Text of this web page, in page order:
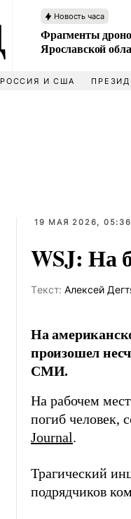
Новость часа
Фрагменты
Ярославской
РОССИЯ И США
19 МАЯ 2026, 05:36
WSJ: На
Tекст: Алексей
На
произошел
СМИ.
На рабочем
погиб человек,
Journal.
Трагический
подрядчиков